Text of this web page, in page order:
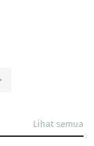
Lihat semua